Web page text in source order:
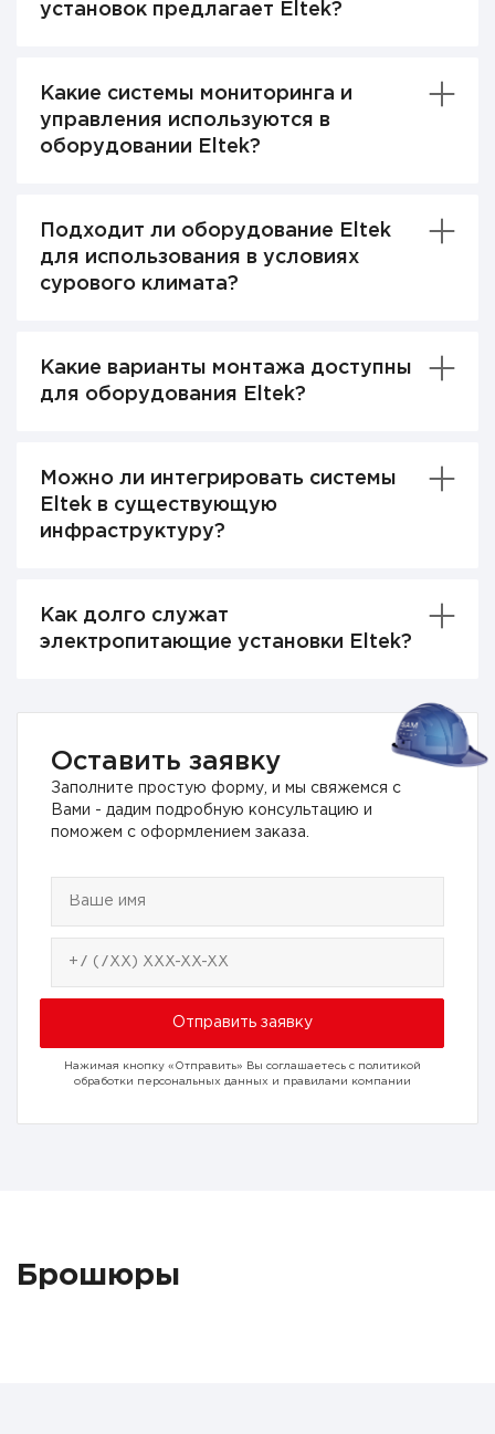
установок предлагает Eltek?
Какие системы мониторинга и
управления используются в
оборудовании Eltek?
Подходит ли оборудование Eltek
для использования в условиях
сурового климата?
Какие варианты монтажа доступны
для оборудования Eltek?
Можно ли интегрировать системы
Eltek в существующую
инфраструктуру?
Как долго служат
электропитающие установки Eltek?
Оставить заявку
Заполните простую форму, и мы свяжемся с
Вами - дадим подробную консультацию и
поможем с оформлением заказа.
Нажимая кнопку «Отправить» Вы соглашаетесь с политикой
обработки персональных данных и правилами компании
Брошюры